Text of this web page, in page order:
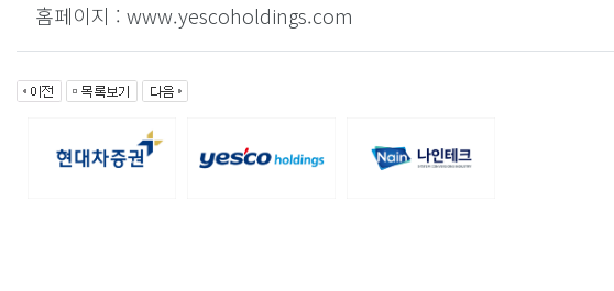
홈페이지 : www.yescoholdings.com